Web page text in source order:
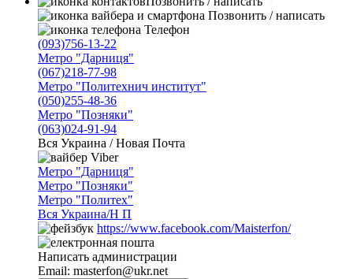
Позвонить / написать
Телефон
(093)756-13-22
Метро "Дарниця"
(067)218-77-98
Метро "Политехнич институт"
(050)255-48-36
Метро "Позняки"
(063)024-91-94
Вся Украина / Новая Почта
Viber
Метро "Дарниця"
Метро "Позняки"
Метро "Политех"
Вся Украина/Н П
https://www.facebook.com/Maisterfon/
Написать администрации
Email: masterfon@ukr.net